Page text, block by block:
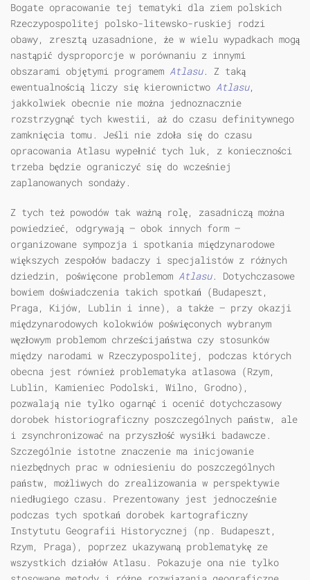
Bogate opracowanie tej tematyki dla ziem polskich
Rzeczypospolitej polsko-litewsko-ruskiej rodzi
obawy, zresztą uzasadnione, że w wielu wypadkach mogą
nastąpić dysproporcje w porównaniu z innymi
obszarami objętymi programem Atlasu. Z taką
ewentualnością liczy się kierownictwo Atlasu,
jakkolwiek obecnie nie można jednoznacznie
rozstrzygnąć tych kwestii, aż do czasu definitywnego
zamknięcia tomu. Jeśli nie zdoła się do czasu
opracowania Atlasu wypełnić tych luk, z konieczności
trzeba będzie ograniczyć się do wcześniej
zaplanowanych sondaży.
Z tych też powodów tak ważną rolę, zasadniczą można
powiedzieć, odgrywają — obok innych form —
organizowane sympozja i spotkania międzynarodowe
większych zespołów badaczy i specjalistów z różnych
dziedzin, poświęcone problemom Atlasu. Dotychczasowe
bowiem doświadczenia takich spotkań (Budapeszt,
Praga, Kijów, Lublin i inne), a także — przy okazji
międzynarodowych kolokwiów poświęconych wybranym
węzłowym problemom chrześcijaństwa czy stosunków
między narodami w Rzeczypospolitej, podczas których
obecna jest również problematyka atlasowa (Rzym,
Lublin, Kamieniec Podolski, Wilno, Grodno),
pozwalają nie tylko ogarnąć i ocenić dotychczasowy
dorobek historiograficzny poszczególnych państw, ale
i zsynchronizować na przyszłość wysiłki badawcze.
Szczególnie istotne znaczenie ma inicjowanie
niezbędnych prac w odniesieniu do poszczególnych
państw, możliwych do zrealizowania w perspektywie
niedługiego czasu. Prezentowany jest jednocześnie
podczas tych spotkań dorobek kartograficzny
Instytutu Geografii Historycznej (np. Budapeszt,
Rzym, Praga), poprzez ukazywaną problematykę ze
wszystkich działów Atlasu. Pokazuje ona nie tylko